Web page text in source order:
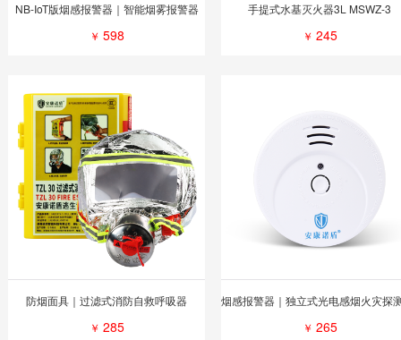
NB-IoT版烟感报警器｜智能烟雾报警器
￥ 598
手提式水基灭火器3L MSWZ-3
￥ 245
防烟面具｜过滤式消防自救呼吸器
￥ 285 ￥ 265